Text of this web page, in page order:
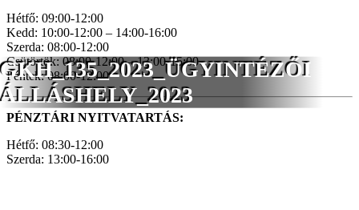
GKH_135_2023_ÜGYINTÉZŐI
ÁLLÁSHELY_2023
Hétfő: 09:00-12:00
Kedd: 10:00-12:00 – 14:00-16:00
Szerda: 08:00-12:00
Csütörtök: 08:00-12:00 – 13:00-15:00
Péntek: 08:00-12:00
PÉNZTÁRI NYITVATARTÁS:
Hétfő: 08:30-12:00
Szerda: 13:00-16:00